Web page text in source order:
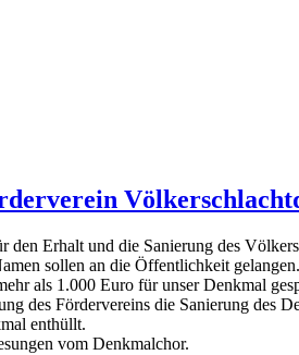
Erhalt und die Sanierung des
sollen an die Öffentlichkeit
als 1.000 Euro für unser Denkmal
des Fördervereins die Sanierung
enthüllt.
vom Denkmalchor.